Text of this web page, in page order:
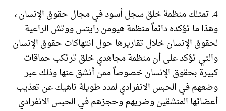
4. تمتلك منظمة خلق سجل أسود في مجال حقوق الإنسان ،
وهذا ما تؤكده دائماً منظمة هيومن رايتس ووتش الراعية
لحقوق الإنسان خلال تقاريرها حول انتهاكات حقوق الإنسان
والتي تؤكد على أن منظمة مجاهدي خلق ترتكب حماقات
كبيرة بحقوق الإنسان خصوصاً ممن أنشق عنها وذلك عبر
وضعهم في الحبس الانفرادي لمدد طويلة ناهيك عن تعذيب
أعضائها المنشقين وضربهم وحجزهم في الحبس الانفرادي